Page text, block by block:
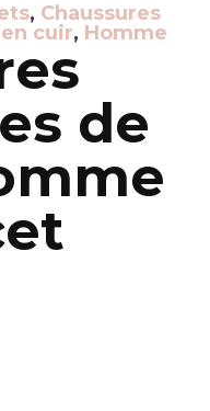
, Chaussures
cuir, Homme
de